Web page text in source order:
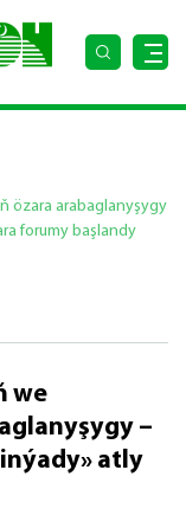
özara arabaglanyşygy
forumy başlandy
we
–
atly